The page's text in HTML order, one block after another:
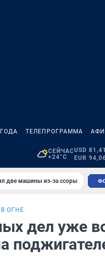
ТЕЛЕПРОГРАММА
СЕЙЧАС
+24°C
USD 81,41
EUR
две машины из-за ссоры
ОГНЕ
дел уже